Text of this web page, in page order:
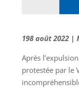
198 août 2022 |
Après
protestée par le